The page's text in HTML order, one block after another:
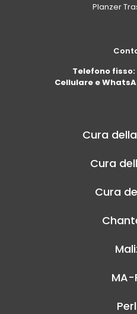
Planzer
Telefono fisso:
Cellulare e
Cura
Cura
Cura
MA-